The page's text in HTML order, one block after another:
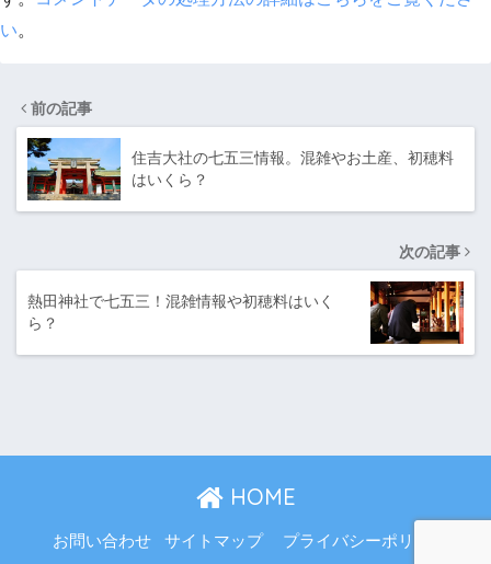
い。
前の記事
住吉大社の七五三情報。混雑やお土産、初穂料
はいくら？
次の記事
熱田神社で七五三！混雑情報や初穂料はいく
ら？
HOME
お問い合わせ サイトマップ プライバシーポリシー